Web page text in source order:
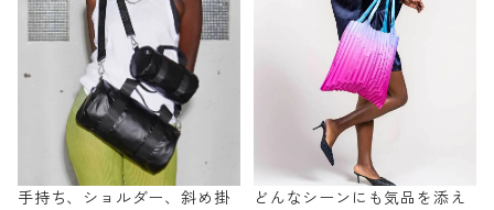
手持ち、ショルダー、斜め掛
どんなシーンにも気品を添え